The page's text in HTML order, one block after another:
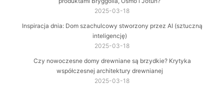
2025-03-18
Inspiracja dnia: Dom szachulcowy stworzony przez AI (sztuczną
inteligencję)
2025-03-18
Czy nowoczesne domy drewniane są brzydkie? Krytyka
współczesnej architektury drewnianej
2025-03-18